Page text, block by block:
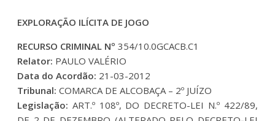
Coimbra
EXPLORAÇÃO ILÍCITA DE JOGO
RECURSO CRIMINAL Nº 354/10.0GCACB.C1
Relator: PAULO VALÉRIO
Data do Acordão: 21-03-2012
Tribunal:COMARCA DE ALCOBAÇA – 2º JUÍZO
Legislação:ART.º 108º, DO DECRETO-LEI N.º 422/89,